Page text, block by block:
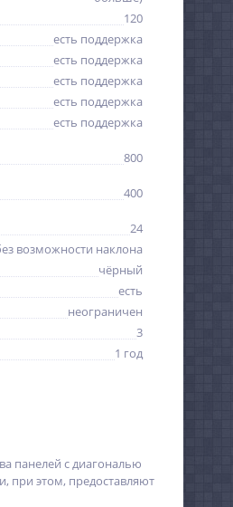
120
есть поддержка
есть поддержка
есть поддержка
есть поддержка
есть поддержка
800
400
24
возможности наклона
чёрный
есть
неограничен
3
1 год
панелей с диагональю
при этом, предоставляют